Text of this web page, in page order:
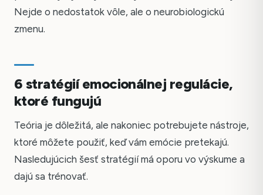
Nejde o nedostatok vôle, ale o neurobiologickú
zmenu.
6 stratégií emocionálnej regulácie,
ktoré fungujú
Teória je dôležitá, ale nakoniec potrebujete nástroje,
ktoré môžete použiť, keď vám emócie pretekajú.
Nasledujúcich šesť stratégií má oporu vo výskume a
dajú sa trénovať.